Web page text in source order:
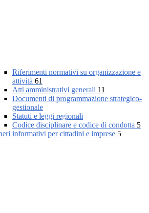
Riferimenti normativi su organizzazione e
attività 61
Atti amministrativi generali 11
Documenti di programmazione strategico-
gestionale
Statuti e leggi regionali
Codice disciplinare e codice di condotta 5
informativi per cittadini e imprese 5